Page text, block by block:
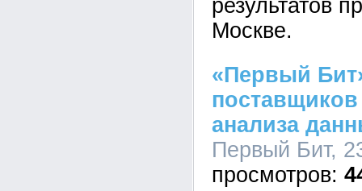
результатов
Москве.
«Первый
анализа
Первый Бит,